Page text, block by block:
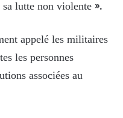
lutte non violente ».
appelé les militaires
les personnes
associées au